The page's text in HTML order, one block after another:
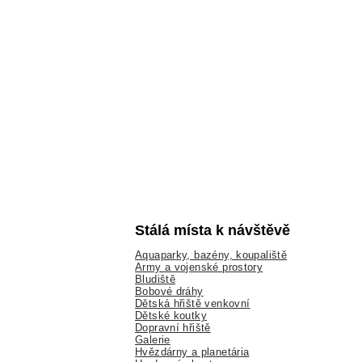
Stálá místa k návštěvě
Aquaparky, bazény, koupaliště
Army a vojenské prostory
Bludiště
Bobové dráhy
Dětská hřiště venkovní
Dětské koutky
Dopravní hřiště
Galerie
Hvězdárny a planetária